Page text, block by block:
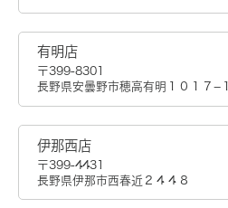
有明店
〒399-8301
長野県安曇野市穂高有明１０１７−１
伊那西店
〒399-4431
長野県伊那市西春近２４４８